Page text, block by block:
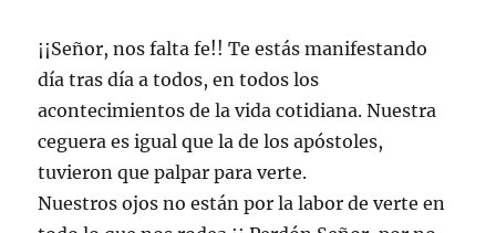
¡¡Señor, nos falta fe!! Te estás manifestando
día tras día a todos, en todos los
acontecimientos de la vida cotidiana. Nuestra
ceguera es igual que la de los apóstoles,
tuvieron que palpar para verte.
Nuestros ojos no están por la labor de verte en